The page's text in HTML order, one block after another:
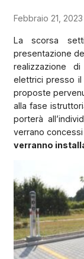
Febbraio 21, 2023
La scorsa
presentazione
realizzazione
elettrici presso il
proposte
alla fase
porterà
verrano
verranno